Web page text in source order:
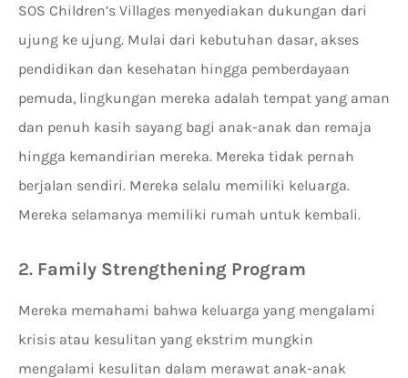
SOS Children’s Villages menyediakan dukungan dari
ujung ke ujung. Mulai dari kebutuhan dasar, akses
pendidikan dan kesehatan hingga pemberdayaan
pemuda, lingkungan mereka adalah tempat yang aman
dan penuh kasih sayang bagi anak-anak dan remaja
hingga kemandirian mereka. Mereka tidak pernah
berjalan sendiri. Mereka selalu memiliki keluarga.
Mereka selamanya memiliki rumah untuk kembali.
2. Family Strengthening Program
Mereka memahami bahwa keluarga yang mengalami
krisis atau kesulitan yang ekstrim mungkin
mengalami kesulitan dalam merawat anak-anak